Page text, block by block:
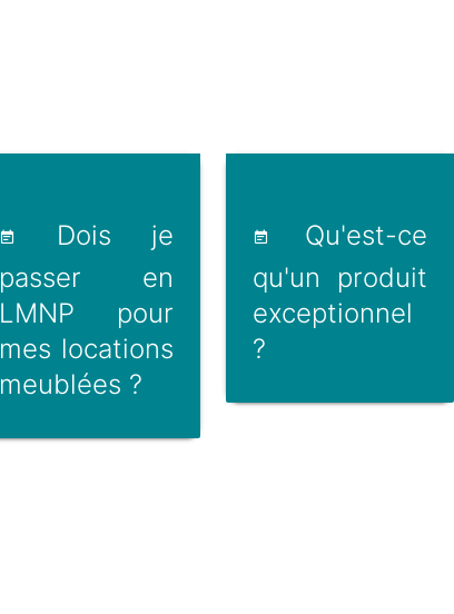
Dois je
passer en
LMNP pour
mes locations
meublées ?
Qu'est-ce
qu'un produit
exceptionnel
?